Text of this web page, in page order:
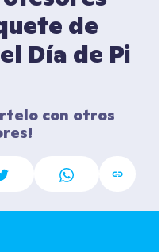
de
Día de Pi
con otros